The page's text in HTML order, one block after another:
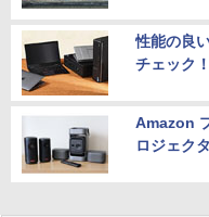
性能の良
チェック！
Amazon
ロジェク